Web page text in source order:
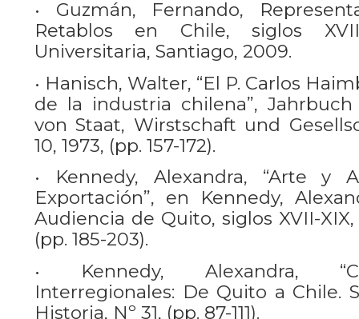
• Guzmán, Fernando,
Retablos en Chile, siglos
Universitaria, Santiago, 2009.
• Hanisch, Walter, “El P. Carlos
de la industria chilena”,
von Staat, Wirstschaft und
10, 1973, (pp. 157-172).
• Kennedy, Alexandra, “Arte y
Exportación”, en Kennedy,
Audiencia de Quito, siglos XVII-
(pp. 185-203).
• Kennedy, Alexandra,
Interregionales: De Quito a Chile.
Historia, Nº 31, (pp. 87-111).